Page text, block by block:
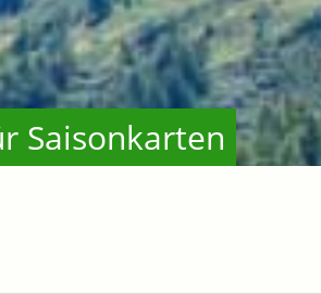
Saisonkarten